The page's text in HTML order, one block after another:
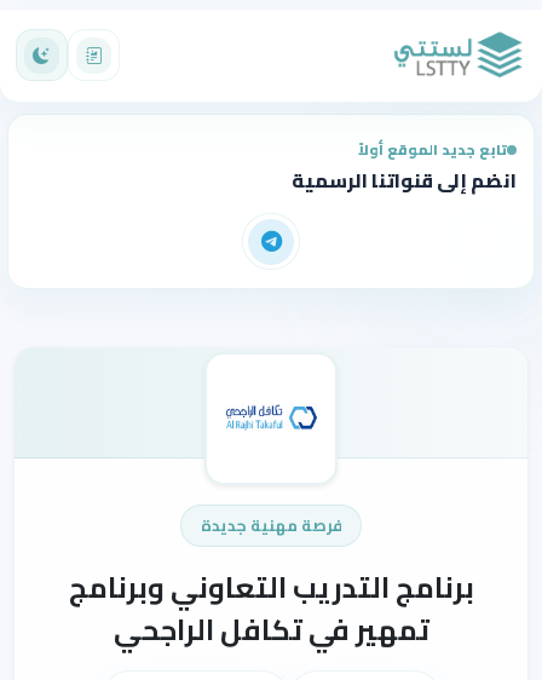
تابع جديد الموقع أولاً
انضم إلى قنواتنا الرسمية
فرصة مهنية جديدة
برنامج التدريب التعاوني وبرنامج
تمهير في تكافل الراجحي